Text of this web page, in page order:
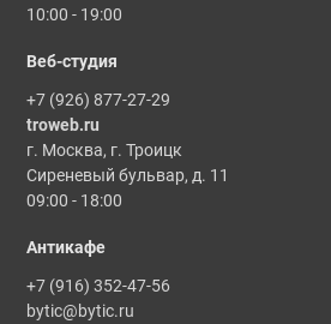
10:00 - 19:00
Веб-студия
+7 (926) 877-27-29
troweb.ru
г. Москва, г. Троицк
Сиреневый бульвар, д. 11
09:00 - 18:00
Антикафе
+7 (916) 352-47-56
bytic@bytic.ru